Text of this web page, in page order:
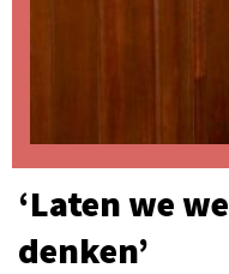
‘Laten we
denken’